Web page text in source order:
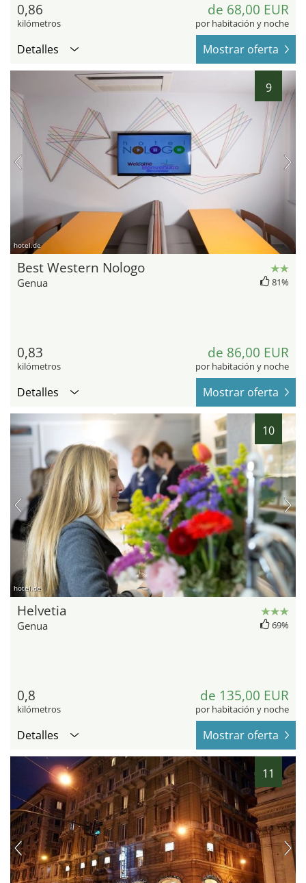
0,86
kilómetros
de 68,00 EUR
por habitación y noche
Detalles Mostrar oferta
9
hotel.de
Best Western Nologo
Genua 81%
0,83
kilómetros
de 86,00 EUR
por habitación y noche
Detalles Mostrar oferta
10
hotel.de
Helvetia
Genua 69%
0,8
kilómetros
de 135,00 EUR
por habitación y noche
Detalles Mostrar oferta
11